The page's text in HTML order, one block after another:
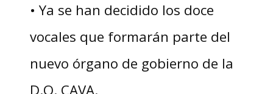
• Ya se han decidido los doce
vocales que formarán parte del
nuevo órgano de gobierno de la
D.O. CAVA.